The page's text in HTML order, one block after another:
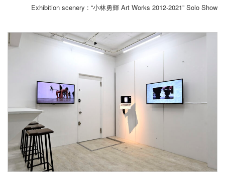
Exhibition scenery : “小林勇輝 Art Works 2012-2021” Solo Show